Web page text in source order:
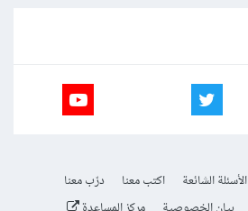
الأسئلة الشائعة اكتب معنا
درّب معنا